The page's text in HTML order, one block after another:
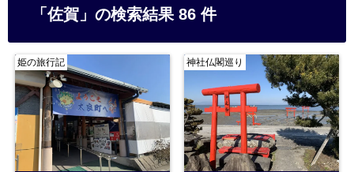
「佐賀」の検索結果 86 件
姫の旅行記 神社仏閣巡り